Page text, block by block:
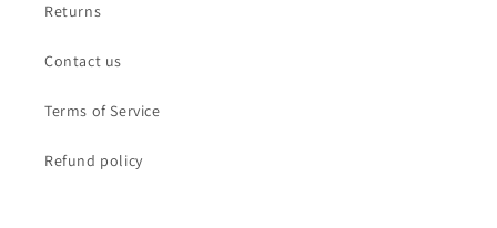
Returns
Contact us
Terms of Service
Refund policy